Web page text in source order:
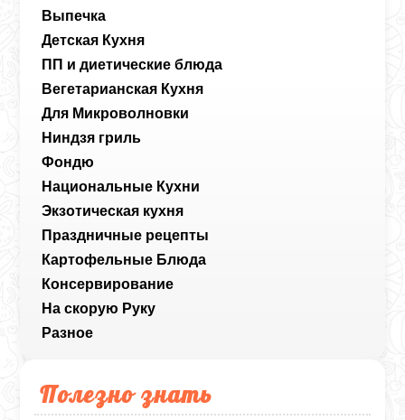
Выпечка
Детская Кухня
ПП и диетические блюда
Вегетарианская Кухня
Для Микроволновки
Ниндзя гриль
Фондю
Национальные Кухни
Экзотическая кухня
Праздничные рецепты
Картофельные Блюда
Консервирование
На скорую Руку
Разное
Полезно знать